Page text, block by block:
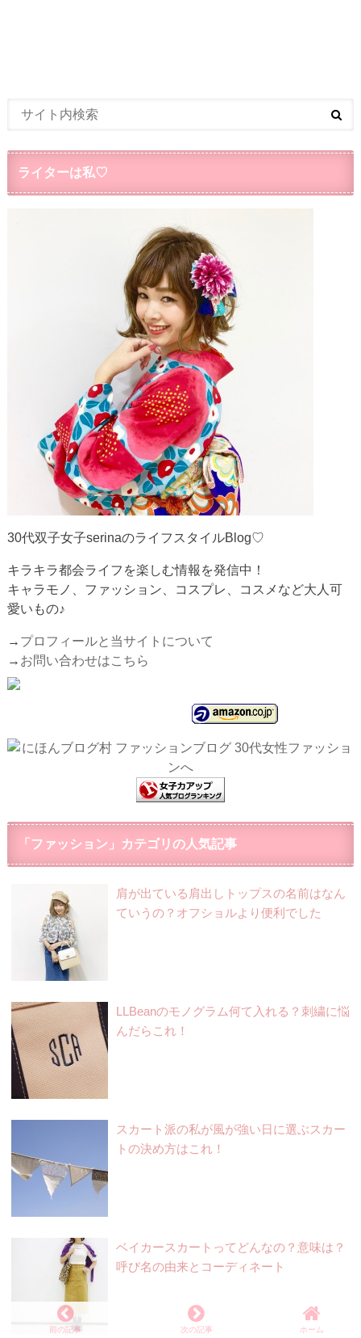
ライターは私♡
30代双子女子serinaのライフスタイルBlog♡
キラキラ都会ライフを楽しむ情報を発信中！
キャラモノ、ファッション、コスプレ、コスメなど大人可
愛いもの♪
→ プロフィールと当サイトについて
→ お問い合わせはこちら
「ファッション」カテゴリの人気記事
肩が出ている肩出しトップスの名前はなん
ていうの？オフショルより便利でした
LLBeanのモノグラム何て入れる？刺繍に悩
んだらこれ！
スカート派の私が風が強い日に選ぶスカー
トの決め方はこれ！
ベイカースカートってどんなの？意味は？
呼び名の由来とコーディネート
前の記事 次の記事 ホーム